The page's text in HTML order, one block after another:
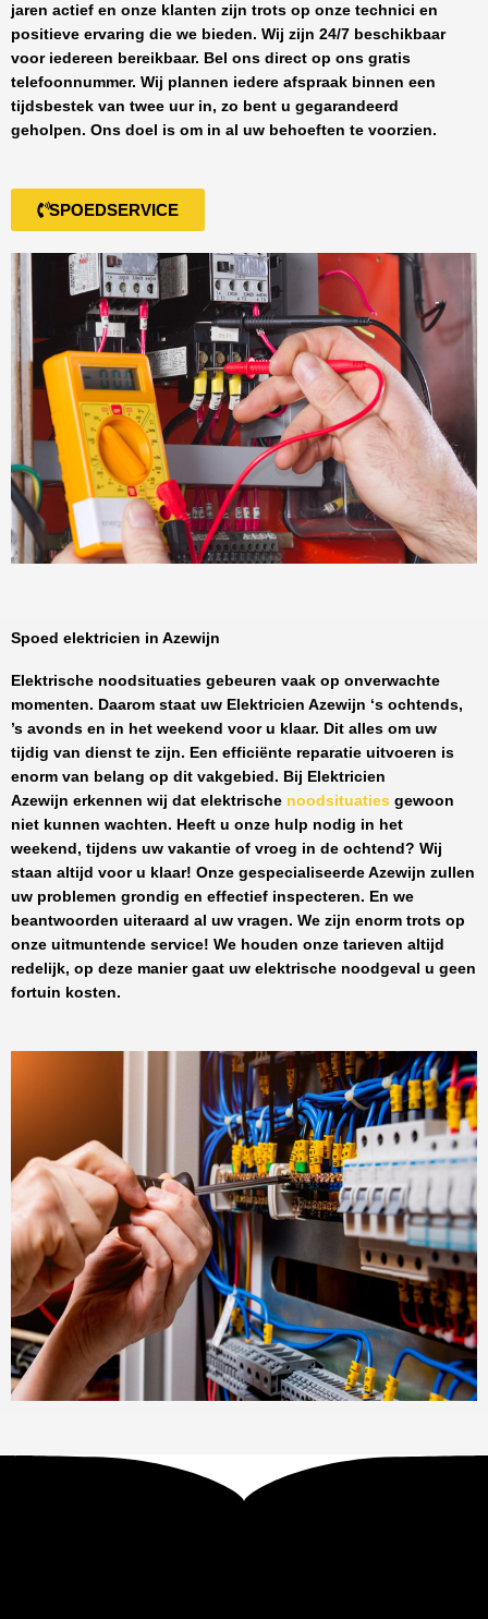
jaren actief en onze klanten zijn trots op onze technici en
positieve ervaring die we bieden. Wij zijn 24/7 beschikbaar
voor iedereen bereikbaar. Bel ons direct op ons gratis
telefoonnummer. Wij plannen iedere afspraak binnen een
tijdsbestek van twee uur in, zo bent u gegarandeerd
geholpen. Ons doel is om in al uw behoeften te voorzien.
SPOEDSERVICE
Spoed elektricien in Azewijn
Elektrische noodsituaties gebeuren vaak op onverwachte
momenten. Daarom staat uw Elektricien Azewijn ‘s ochtends,
’s avonds en in het weekend voor u klaar. Dit alles om uw
tijdig van dienst te zijn. Een efficiënte reparatie uitvoeren is
enorm van belang op dit vakgebied. Bij Elektricien
Azewijn erkennen wij dat elektrische noodsituaties gewoon
niet kunnen wachten. Heeft u onze hulp nodig in het
weekend, tijdens uw vakantie of vroeg in de ochtend? Wij
staan altijd voor u klaar! Onze gespecialiseerde Azewijn zullen
uw problemen grondig en effectief inspecteren. En we
beantwoorden uiteraard al uw vragen. We zijn enorm trots op
onze uitmuntende service! We houden onze tarieven altijd
redelijk, op deze manier gaat uw elektrische noodgeval u geen
fortuin kosten.